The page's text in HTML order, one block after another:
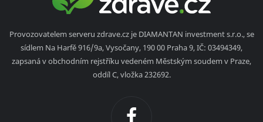
Provozovatelem serveru zdrave.cz je DIAMANTAN investment s.r.o., se
sídlem Na Harfě 916/9a, Vysočany, 190 00 Praha 9, IČ: 03494349,
zapsaná v obchodním rejstříku vedeném Městským soudem v Praze,
oddíl C, vložka 232692.